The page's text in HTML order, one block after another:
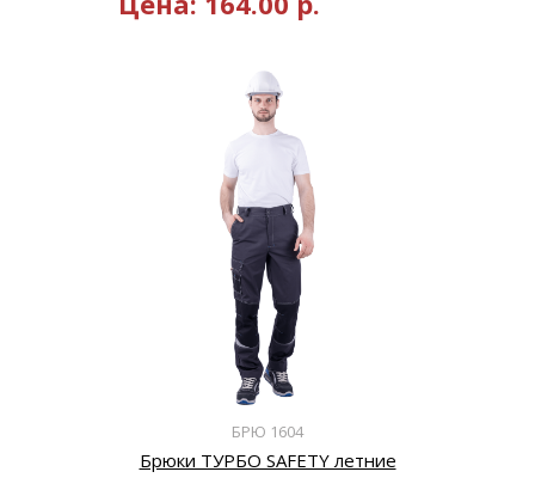
БРЮ 1604
Брюки ТУРБО SAFETY летние